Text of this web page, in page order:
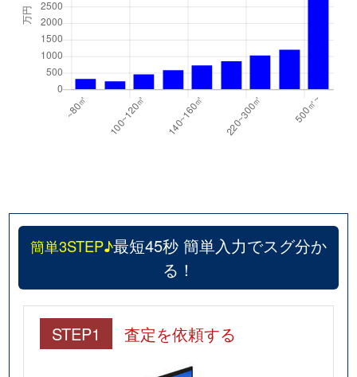
簡単3STEP♪最短45秒 簡単入力でスグ分か
る！
STEP1 査定を依頼する